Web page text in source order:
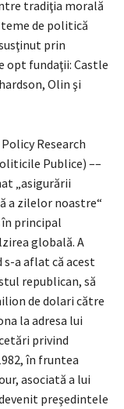
tradiţia morală
de politică
prin
opt fundaţii: Castle
Olin şi
Research
Publice) ––
„asigurării
a zilelor noastre“
principal
globală. A
s-a aflat că acest
republican, să
de dolari către
la adresa lui
privind
în fruntea
asociată a lui
preşedintele